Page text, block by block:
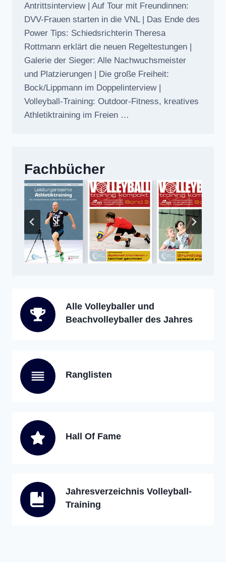
Antrittsinterview | Auf Tour mit Freundinnen:
DVV-Frauen starten in die VNL | Das Ende des
Power Tips: Schiedsrichterin Theresa
Rottmann erklärt die neuen Regeltestungen |
Galerie der Sieger: Alle Nachwuchsmeister
und Platzierungen | Die große Freiheit:
Bock/Lippmann im Doppelinterview |
Volleyball-Training: Outdoor-Fitness, kreatives
Athletiktraining im Freien …
Fachbücher
Alle Volleyballer und
Beachvolleyballer des Jahres
Ranglisten
Hall Of Fame
Jahresverzeichnis Volleyball-
Training